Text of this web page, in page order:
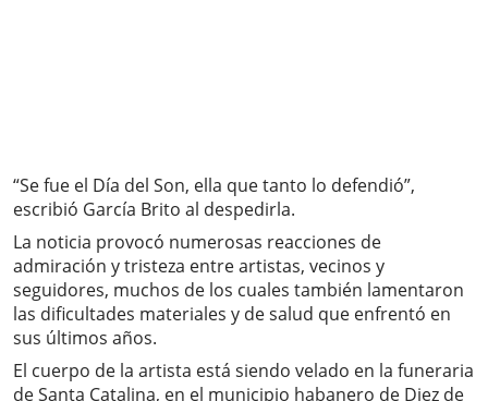
“Se fue el Día del Son, ella que tanto lo defendió”,
escribió García Brito al despedirla.
La noticia provocó numerosas reacciones de
admiración y tristeza entre artistas, vecinos y
seguidores, muchos de los cuales también lamentaron
las dificultades materiales y de salud que enfrentó en
sus últimos años.
El cuerpo de la artista está siendo velado en la funeraria
de Santa Catalina, en el municipio habanero de Diez de